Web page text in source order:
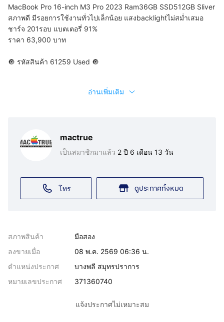
MacBook Pro 16-inch M3 Pro 2023 Ram36GB SSD512GB Sliver
สภาพดี มีรอยการใช้งานทั่วไปเล็กน้อย แสงbacklightไม่สม่ำเสมอ
ชาร์จ 201รอบ แบตเตอรี่ 91%
ราคา 63,900 บาท
🔘 รหัสสินค้า 61259 Used 🔘
อ่านเพิ่มเติม
mactrue
เป็นสมาชิกมาแล้ว 2 ปี 6 เดือน 13 วัน
โทร ดูประกาศทั้งหมด
สภาพสินค้า
มือสอง
ลงขายเมื่อ
08 พ.ค. 2569 06:36 น.
ตำแหน่งประกาศ
บางพลี สมุทรปราการ
หมายเลขประกาศ
371360740
แจ้งประกาศไม่เหมาะสม